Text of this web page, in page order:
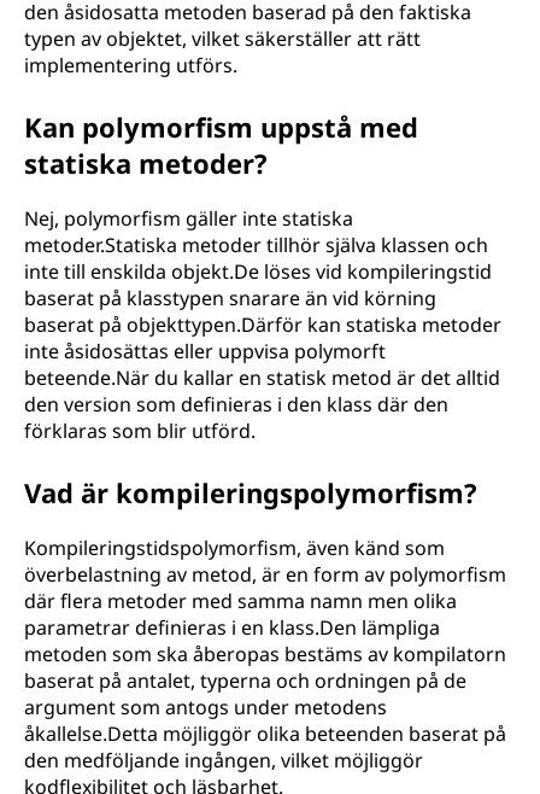
den åsidosatta metoden baserad på den faktiska
typen av objektet, vilket säkerställer att rätt
implementering utförs.
Kan polymorfism uppstå med
statiska metoder?
Nej, polymorfism gäller inte statiska
metoder.Statiska metoder tillhör själva klassen och
inte till enskilda objekt.De löses vid kompileringstid
baserat på klasstypen snarare än vid körning
baserat på objekttypen.Därför kan statiska metoder
inte åsidosättas eller uppvisa polymorft
beteende.När du kallar en statisk metod är det alltid
den version som definieras i den klass där den
förklaras som blir utförd.
Vad är kompileringspolymorfism?
Kompileringstidspolymorfism, även känd som
överbelastning av metod, är en form av polymorfism
där flera metoder med samma namn men olika
parametrar definieras i en klass.Den lämpliga
metoden som ska åberopas bestäms av kompilatorn
baserat på antalet, typerna och ordningen på de
argument som antogs under metodens
åkallelse.Detta möjliggör olika beteenden baserat på
den medföljande ingången, vilket möjliggör
kodflexibilitet och läsbarhet.